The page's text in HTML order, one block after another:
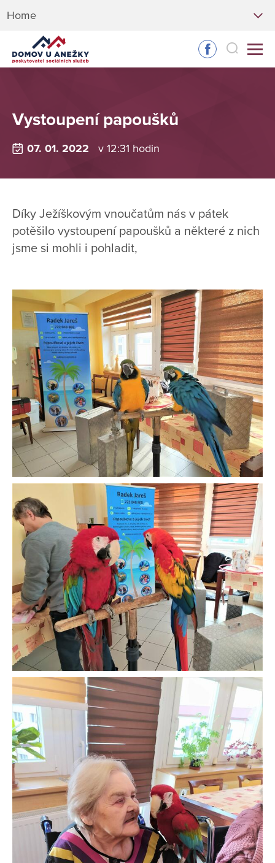
Home
Vystoupení papoušků
07. 01. 2022 v 12:31 hodin
Díky Ježíškovým vnoučatům nás v pátek
potěšilo vystoupení papoušků a některé z nich
jsme si mohli i pohladit,